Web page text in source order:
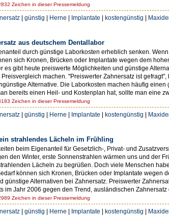
Zeichen in dieser Pressemeldung
| günstig | Herne | Implantate | kostengünstig |
aus deutschem Dentallabor
durch günstige Laborkosten erheblich senken.
sich Kronen, Brücken oder Implantate wegen dem
gibt heute preiswerte Möglichkeiten und günstige
machen. "Preiswerter Zahnersatz ist
Alternative. Die Laborkosten machen häufig einen
bereits einen Heil- und Kostenplan hat, sollte man eine
Zeichen in dieser Pressemeldung
| günstig | Herne | Implantate | kostengünstig |
strahlendes Lächeln im Frühling
beim Eigenanteil für Gesetzlich-, Privat- und
den Winter, erste Sonnenstrahlen wärmen uns und der
Lächeln zu begrüßen. Doch viele Menschen
können sich Kronen, Brücken oder Implantate wegen
Alternativen bei Zahnersatz. Preiswerter
Jahr 2006 gegen den Trend, ausländischen Zahnersatz
Zeichen in dieser Pressemeldung
| günstig | Herne | Implantate | kostengünstig |